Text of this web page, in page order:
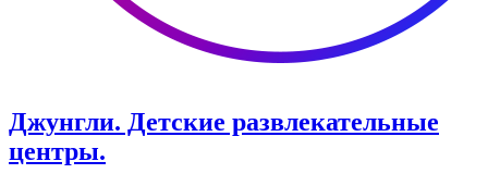
Джунгли. Детские развлекательные
центры.